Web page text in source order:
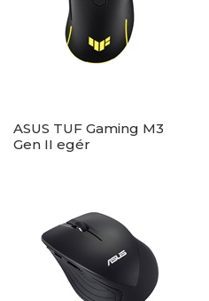
ASUS TUF Gaming M3
Gen II egér